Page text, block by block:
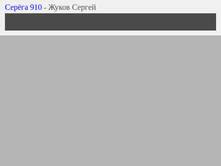
Серёга 910 - Жуков Сергей